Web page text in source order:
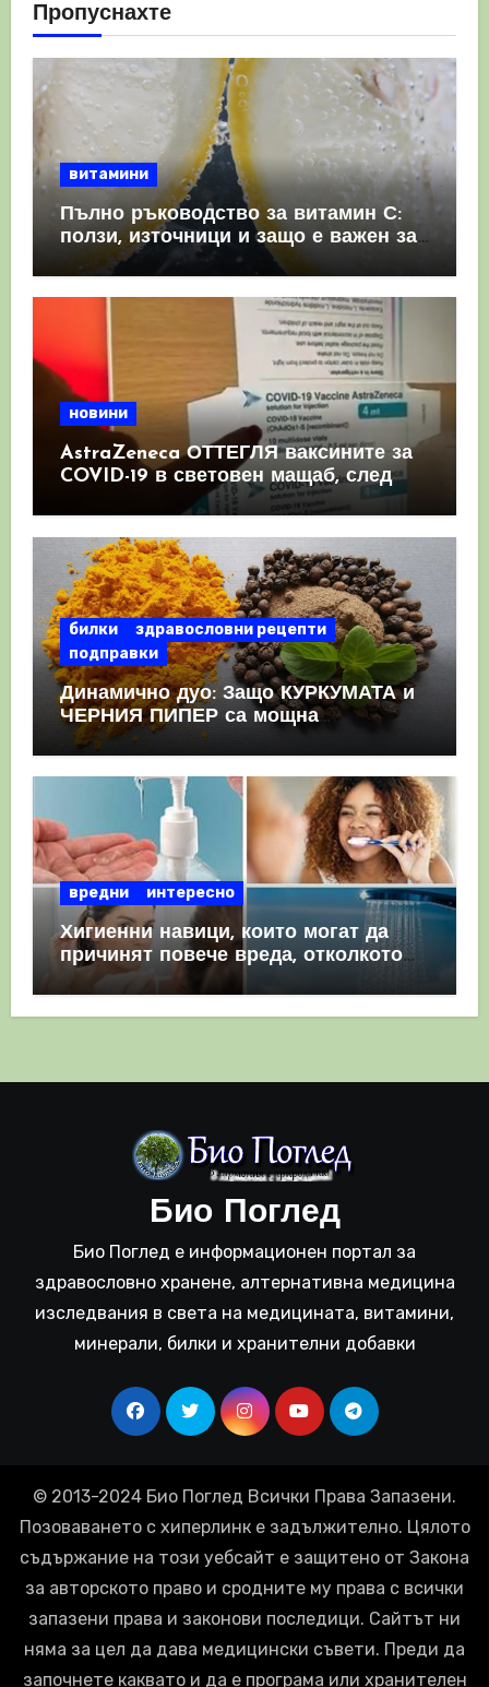
Пропуснахте
витамини
Пълно ръководство за витамин С:
ползи, източници и защо е важен за
имунната система
новини
AstraZeneca ОТТЕГЛЯ ваксините за
COVID-19 в световен мащаб, след
като призна, че те причиняват
билки
здравословни рецепти
подправки
Динамично дуо: Защо КУРКУМАТА и
ЧЕРНИЯ ПИПЕР са мощна
комбинация
вредни интересно
Хигиенни навици, които могат да
причинят повече вреда, отколкото
полза
Био Поглед
Био Поглед е информационен портал за
здравословно хранене, алтернативна медицина
изследвания в света на медицината, витамини,
минерали, билки и хранителни добавки
© 2013-2024 Био Поглед Всички Права Запазени.
Позоваването с хиперлинк е задължително. Цялото
съдържание на този уебсайт е защитено от Закона
за авторското право и сродните му права с всички
запазени права и законови последици. Сайтът ни
няма за цел да дава медицински съвети. Преди да
започнете каквато и да е програма или хранителен